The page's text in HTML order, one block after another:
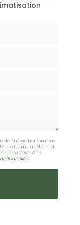
données transmises
traitement de ma
sera faite des
)